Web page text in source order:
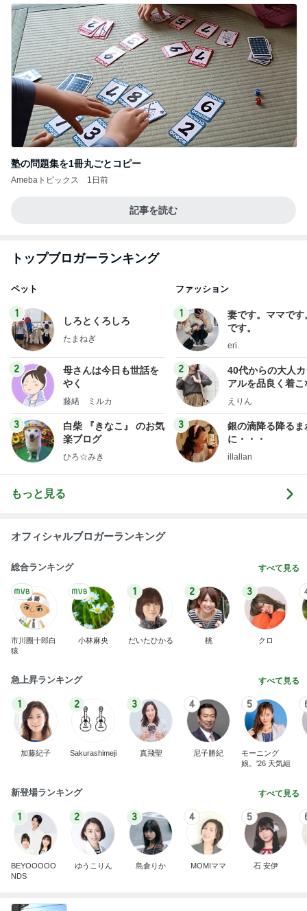
塾の問題集を1冊丸ごとコピー
Amebaトピックス 1日前
記事を読む
トップブロガーランキング
ペット
1
しろとくろしろ
たまねぎ
2
母さんは今日も世話を
やく
藤緒 ミルカ
3
白柴 『きなこ』 のお気
楽ブログ
ひろ☆みき
ファッション
1
妻です。ママです
です。
eri.
2
40代からの大人
アルを品良く着こ
ファッションブロ
えりん
3
銀の滴降る降るま
に・・・
illallan
もっと見る
オフィシャルブロガーランキング
総合ランキング すべて見る
市川團十郎白
猿
小林麻央
1
だいたひかる
2
桃
3
クロ
急上昇ランキング すべて見る
1
加藤紀子
2
Sakurashimeji
3
真飛聖
4
尼子勝紀
5
モーニング
娘。'26 天気組
新登場ランキング すべて見る
1
BEYOOOOO
NDS
2
ゆうこりん
3
島倉りか
4
MOMIママ
5
石 安伊